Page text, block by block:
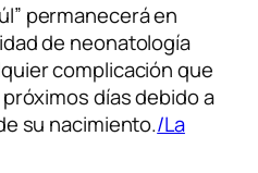
permanecerá en
de neonatología
complicación que
días debido a
su nacimiento./La